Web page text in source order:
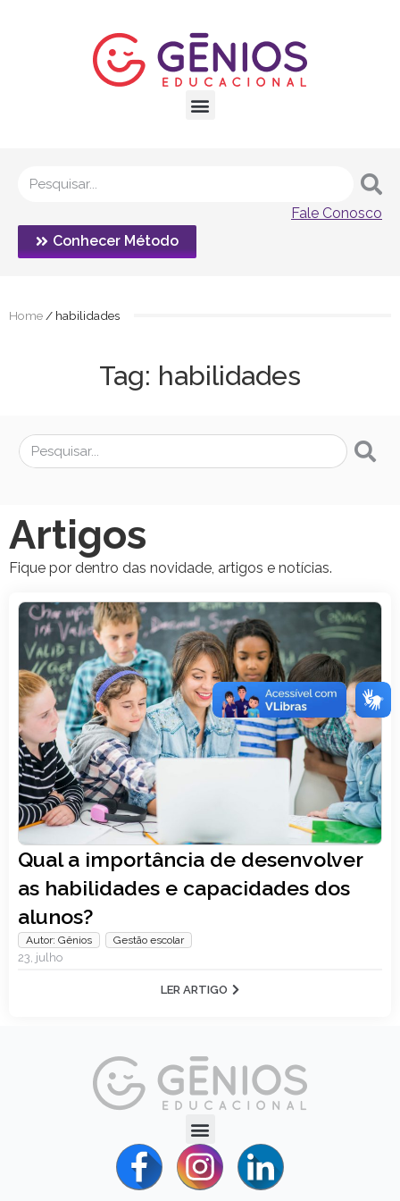
Fale Conosco
Conhecer Método
Home / habilidades
Tag: habilidades
Artigos
Fique por dentro das novidade, artigos e notícias.
Qual a importância de desenvolver
as habilidades e capacidades dos
alunos?
Autor: Gênios Gestão escolar
23, julho
LER ARTIGO